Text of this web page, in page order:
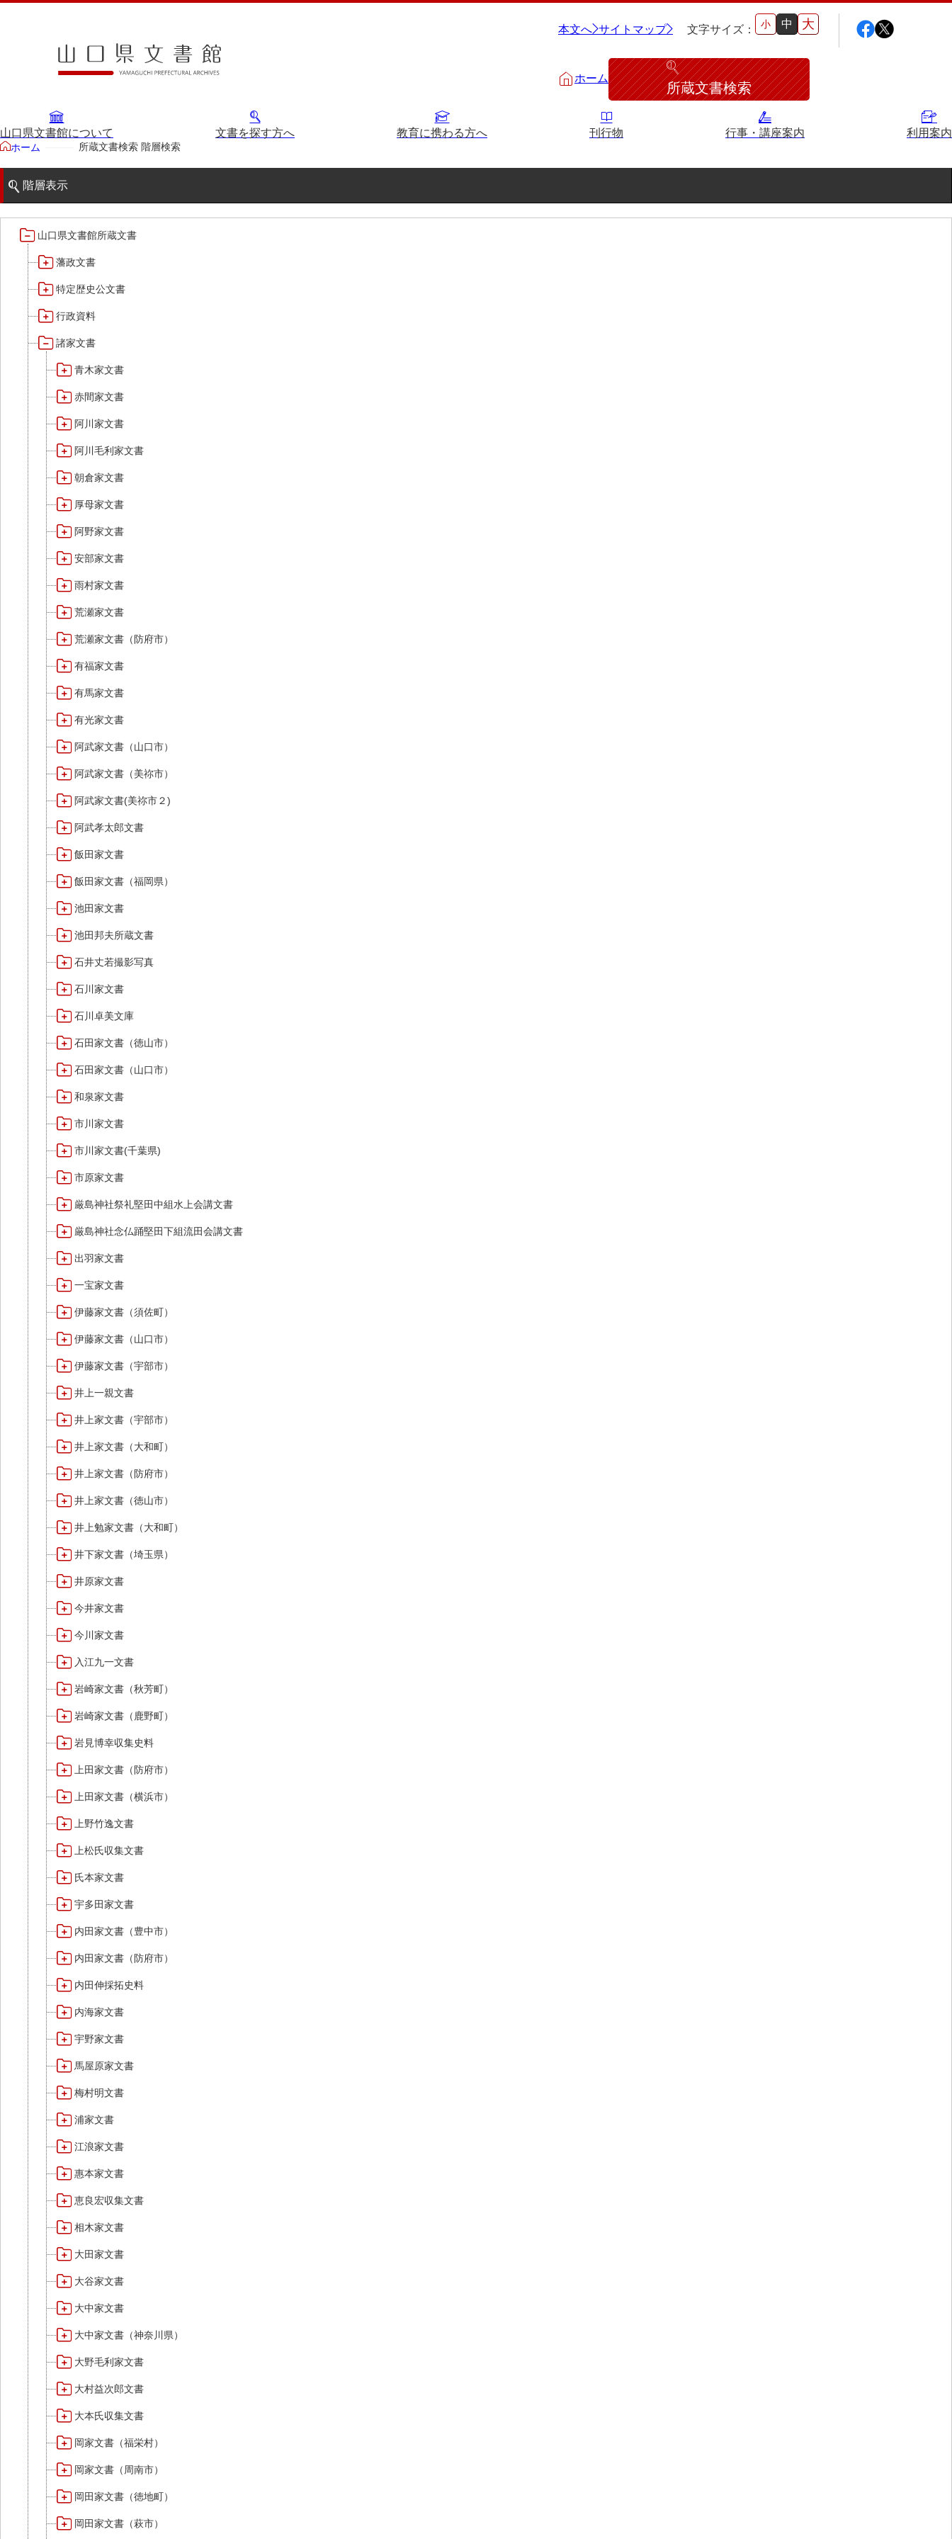
本文へ サイトマップ 文字サイズ： 小 中 大
ホーム
所蔵文書検索
山口県文書館について 文書を探す方へ 教育に携わる方へ 刊行物 行事・講座案内 利用案内
ホーム 所蔵文書検索 階層検索
階層表示
山口県文書館所蔵文書
藩政文書
特定歴史公文書
行政資料
諸家文書
青木家文書
赤間家文書
阿川家文書
阿川毛利家文書
朝倉家文書
厚母家文書
阿野家文書
安部家文書
雨村家文書
荒瀬家文書
荒瀬家文書（防府市）
有福家文書
有馬家文書
有光家文書
阿武家文書（山口市）
阿武家文書（美祢市）
阿武家文書(美祢市２)
阿武孝太郎文書
飯田家文書
飯田家文書（福岡県）
池田家文書
池田邦夫所蔵文書
石井丈若撮影写真
石川家文書
石川卓美文庫
石田家文書（徳山市）
石田家文書（山口市）
和泉家文書
市川家文書
市川家文書(千葉県)
市原家文書
厳島神社祭礼堅田中組水上会講文書
厳島神社念仏踊堅田下組流田会講文書
出羽家文書
一宝家文書
伊藤家文書（須佐町）
伊藤家文書（山口市）
伊藤家文書（宇部市）
井上一親文書
井上家文書（宇部市）
井上家文書（大和町）
井上家文書（防府市）
井上家文書（徳山市）
井上勉家文書（大和町）
井下家文書（埼玉県）
井原家文書
今井家文書
今川家文書
入江九一文書
岩崎家文書（秋芳町）
岩崎家文書（鹿野町）
岩見博幸収集史料
上田家文書（防府市）
上田家文書（横浜市）
上野竹逸文書
上松氏収集文書
氏本家文書
宇多田家文書
内田家文書（豊中市）
内田家文書（防府市）
内田伸採拓史料
内海家文書
宇野家文書
馬屋原家文書
梅村明文書
浦家文書
江浪家文書
惠本家文書
恵良宏収集文書
相木家文書
大田家文書
大谷家文書
大中家文書
大中家文書（神奈川県）
大野毛利家文書
大村益次郎文書
大本氏収集文書
岡家文書（福栄村）
岡家文書（周南市）
岡田家文書（徳地町）
岡田家文書（萩市）